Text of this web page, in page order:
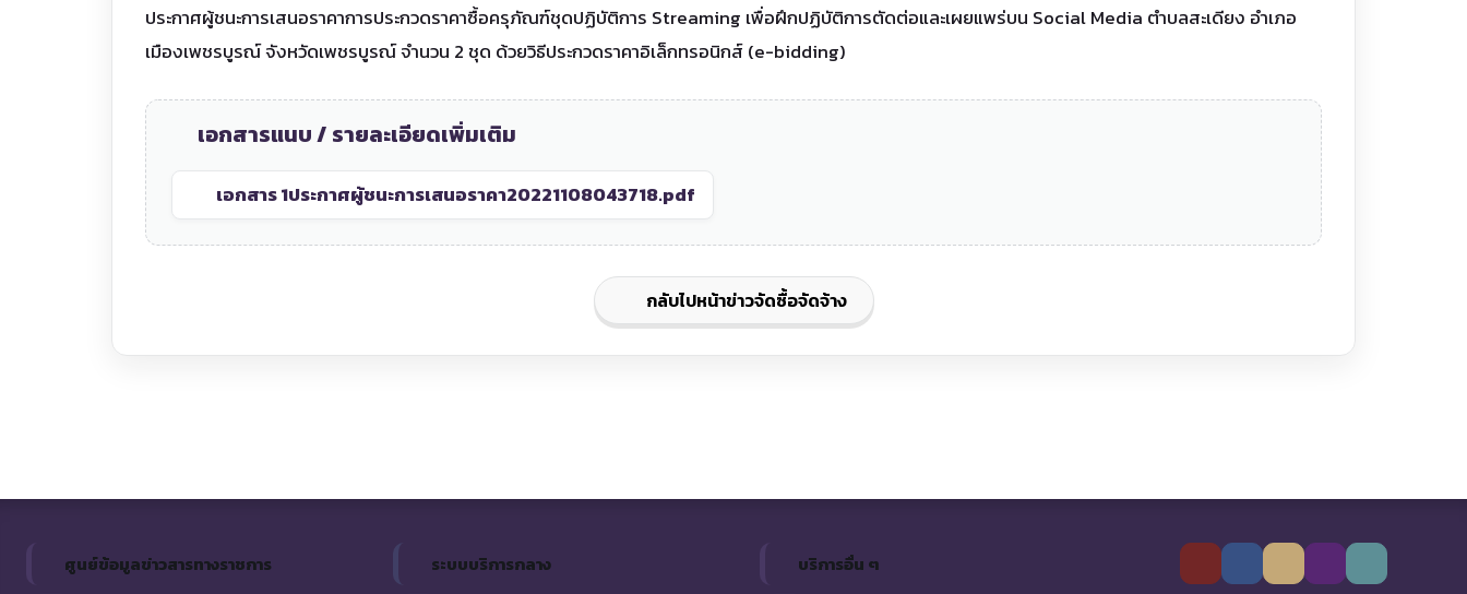
ประกาศผู้ชนะการเสนอราคาการประกวดราคาซื้อครุภัณฑ์ชุดปฏิบัติการ Streaming เพื่อฝึกปฏิบัติการตัดต่อและเผยแพร่บน Social Media ตำบลสะเดียง อำเภอ
เมืองเพชรบูรณ์ จังหวัดเพชรบูรณ์ จำนวน 2 ชุด ด้วยวิธีประกวดราคาอิเล็กทรอนิกส์ (e-bidding)
เอกสารแนบ / รายละเอียดเพิ่มเติม
เอกสาร 1ประกาศผู้ชนะการเสนอราคา20221108043718.pdf
กลับไปหน้าข่าวจัดซื้อจัดจ้าง
ศูนย์ข้อมูลข่าวสารทางราชการ ระบบบริการกลาง บริการอื่น ๆ